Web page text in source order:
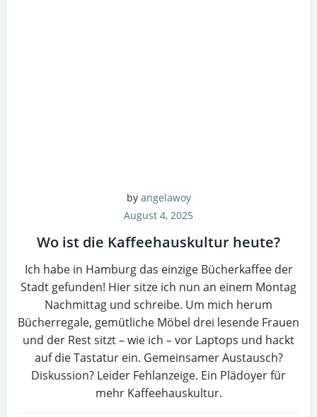
by angelawoy
August 4, 2025
Wo ist die Kaffeehauskultur heute?
Ich habe in Hamburg das einzige Bücherkaffee der
Stadt gefunden! Hier sitze ich nun an einem Montag
Nachmittag und schreibe. Um mich herum
Bücherregale, gemütliche Möbel drei lesende Frauen
und der Rest sitzt – wie ich – vor Laptops und hackt
auf die Tastatur ein. Gemeinsamer Austausch?
Diskussion? Leider Fehlanzeige. Ein Plädoyer für
mehr Kaffeehauskultur.